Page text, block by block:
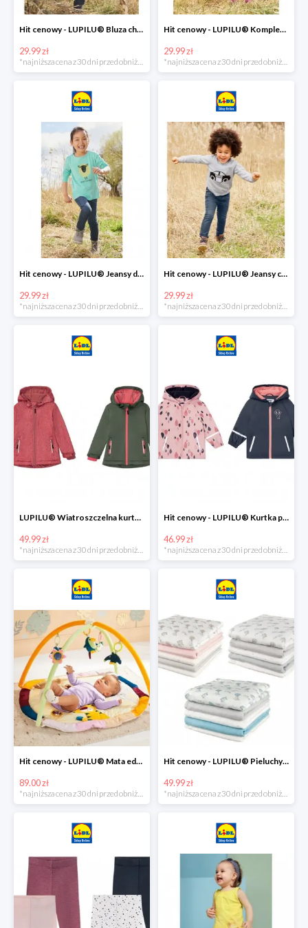
Hit cenowy - LUPILU® Bluza chłopięca w stylu college
29.99 zł
*najniższa cena z 30 dni przed obniżką
Hit cenowy - LUPILU® Komplet dziewczęcy (sukienka + legginsy)
29.99 zł
*najniższa cena z 30 dni przed obniżką
Hit cenowy - LUPILU® Jeansy dziewczęce slim fit
29.99 zł
Hit cenowy - LUPILU® Jeansy chłopięce slim fit
29.99 zł
LUPILU® Wiatroszczelna kurtka dziecięca softshell, 1 sztuka
49.99 zł
Hit cenowy - LUPILU® Kurtka przeciwdeszczowa dziewczęca, 1 sztuka
46.99 zł
Hit cenowy - LUPILU® Mata edukacyjna dla niemowląt, 1 sztuka
89.00 zł
*najniższa cena z 30 dni przed obniżką
Hit cenowy - LUPILU® Pieluchy tetrowe 80x80 cm, z biobawełny, 5 sztuk
49.99 zł
*najniższa cena z 30 dni przed obniżką